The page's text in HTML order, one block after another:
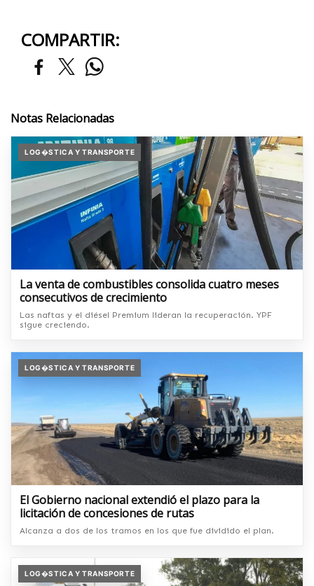
COMPARTIR:
Notas Relacionadas
LOG�STICA Y TRANSPORTE
La venta de combustibles consolida cuatro meses
consecutivos de crecimiento
Las naftas y el diésel Premium lideran la recuperación. YPF
sigue creciendo.
LOG�STICA Y TRANSPORTE
El Gobierno nacional extendió el plazo para la
licitación de concesiones de rutas
Alcanza a dos de los tramos en los que fue dividido el plan.
LOG�STICA Y TRANSPORTE